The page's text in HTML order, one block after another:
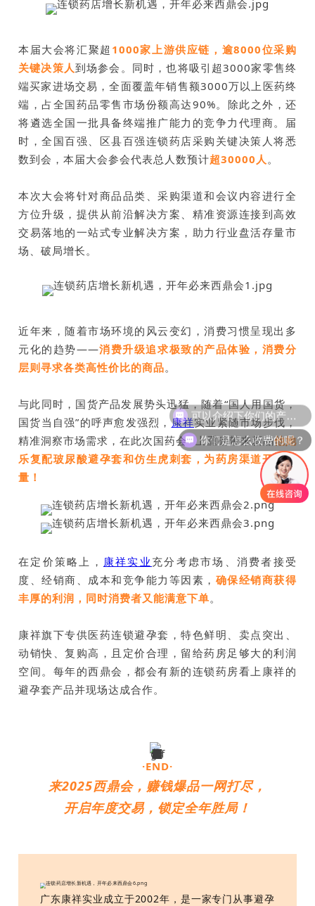
本届大会将汇聚超 1000家上游供应链，逾8000位采购
关键决策人到场参会。同时，也将吸引超3000家零售终
端买家进场交易，全面覆盖年销售额3000万以上医药终
端，占全国药品零售市场份额高达90%。除此之外，还
将遴选全国一批具备终端推广能力的竞争力代理商。届
时，全国百强、区县百强连锁药店采购关键决策人将悉
数到会，本届大会参会代表总人数预计超30000人。
本次大会将针对商品品类、采购渠道和会议内容进行全
方位升级，提供从前沿解决方案、精准资源连接到高效
交易落地的一站式专业解决方案，助力行业盘活存量市
场、破局增长。
近年来，随着市场环境的风云变幻，消费习惯呈现出多
元化的趋势——消费升级追求极致的产品体验，消费分
层则寻求各类高性价比的商品。
与此同时，国货产品发展势头迅猛，随着“国人用国货，
国货当自强”的呼声愈发强烈，康祥实业紧随市场步伐，
精准洞察市场需求，在此次国药会 上重磅带来新品他她
乐复配玻尿酸避孕套和仿生虎刺套，为药房渠道开辟增
量！
在定价策略上， 康祥实业 充分考虑市场、消费者接受
度、经销商、成本和竞争能力等因素， 确保经销商获得
丰厚的利润，同时消费者又能满意下单。
康祥旗下专供医药连锁避孕套，特色鲜明、卖点突出、
动销快、复购高，且定价合理，留给药房足够大的利润
空间。每年的西鼎会，都会有新的连锁药房看上康祥的
避孕套产品并现场达成合作。
·END·
来2025西鼎会，赚钱爆品一网打尽，
开启年度交易，锁定全年胜局！
广东康祥实业成立于2002年，是一家专门从事避孕
可以介绍下你们的产品么？
你们是怎么收费的呢？